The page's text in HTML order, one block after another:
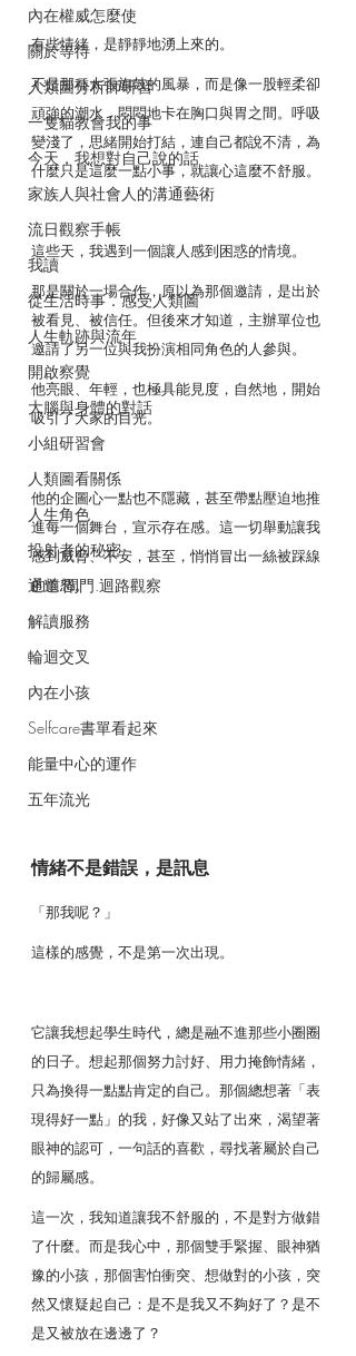
內在權威怎麼使
關於等待
人類圖分析師研習
一隻貓教會我的事
今天，我想對自己說的話
家族人與社會人的溝通藝術
流日觀察手帳
我讀
從生活時事．感受人類圖
人生軌跡與流年
開啟察覺
大腦與身體的對話
小組研習會
人類圖看關係
人生角色
投射者的秘密
通道.閘門.迴路觀察
解讀服務
輪迴交叉
內在小孩
Selfcare書單看起來
能量中心的運作
五年流光
有些情緒，是靜靜地湧上來的。
不是那種大張旗鼓的風暴，而是像一股輕柔卻
頑強的潮水，悶悶地卡在胸口與胃之間。呼吸
變淺了，思緒開始打結，連自己都說不清，為
什麼只是這麼一點小事，就讓心這麼不舒服。
這些天，我遇到一個讓人感到困惑的情境。
那是關於一場合作，原以為那個邀請，是出於
被看見、被信任。但後來才知道，主辦單位也
邀請了另一位與我扮演相同角色的人參與。
他亮眼、年輕，也極具能見度，自然地，開始
吸引了大家的目光。
他的企圖心一點也不隱藏，甚至帶點壓迫地推
進每一個舞台，宣示存在感。這一切舉動讓我
感到威脅、不安，甚至，悄悄冒出一絲被踩線
的憤怒。
情緒不是錯誤，是訊息
「那我呢？」
這樣的感覺，不是第一次出現。
它讓我想起學生時代，總是融不進那些小圈圈
的日子。想起那個努力討好、用力掩飾情緒，
只為換得一點點肯定的自己。那個總想著「表
現得好一點」的我，好像又站了出來，渴望著
眼神的認可，一句話的喜歡，尋找著屬於自己
的歸屬感。
這一次，我知道讓我不舒服的，不是對方做錯
了什麼。而是我心中，那個雙手緊握、眼神猶
豫的小孩，那個害怕衝突、想做對的小孩，突
然又懷疑起自己：是不是我又不夠好了？是不
是又被放在邊邊了？